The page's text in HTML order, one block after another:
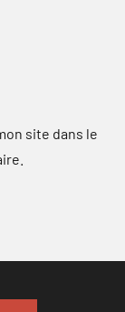
site dans le